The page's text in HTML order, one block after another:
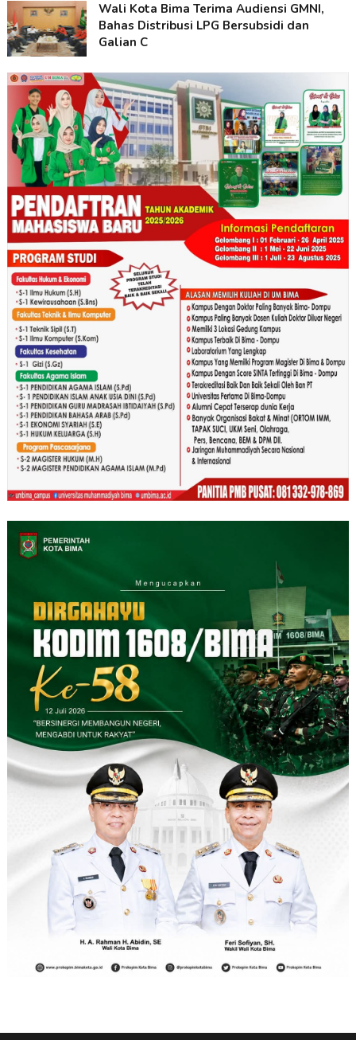
Wali Kota Bima Terima Audiensi GMNI,
Bahas Distribusi LPG Bersubsidi dan
Galian C